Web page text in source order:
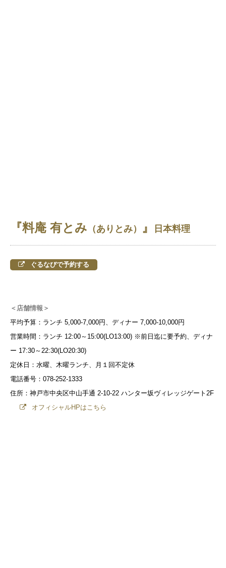
『料庵 有とみ （ありとみ） 』 日本料理
ぐるなびで予約する
＜店舗情報＞
平均予算：ランチ 5,000-7,000円、ディナー 7,000-10,000円
営業時間：ランチ 12:00～15:00(LO13:00) ※前日迄に要予約、ディナ
ー 17:30～22:30(LO20:30)
定休日：水曜、木曜ランチ、月１回不定休
電話番号：078-252-1333
住所：神戸市中央区中山手通 2-10-22 ハンター坂ヴィレッジゲート2F
オフィシャルHPはこちら